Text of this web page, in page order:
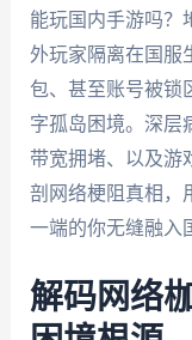
能玩国内手游吗？
外玩家隔离在国服
包、甚至账号被锁
字孤岛困境。深层
带宽拥堵、以及游
剖网络梗阻真相，
一端的你无缝融入
解码网络